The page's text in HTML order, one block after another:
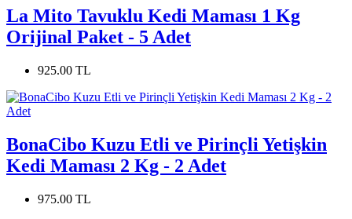
La Mito Tavuklu Kedi Maması 1 Kg
Orijinal Paket - 5 Adet
925.00 TL
BonaCibo Kuzu Etli ve Pirinçli Yetişkin
Kedi Maması 2 Kg - 2 Adet
975.00 TL